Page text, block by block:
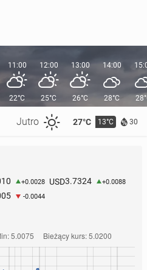
Jutro 27°C 13°C 30
11:00
22°C
12:00
25°C
13:00
26°C
14:00
28°C
+0.0028 USD3.7324 +0.0088
-0.0044